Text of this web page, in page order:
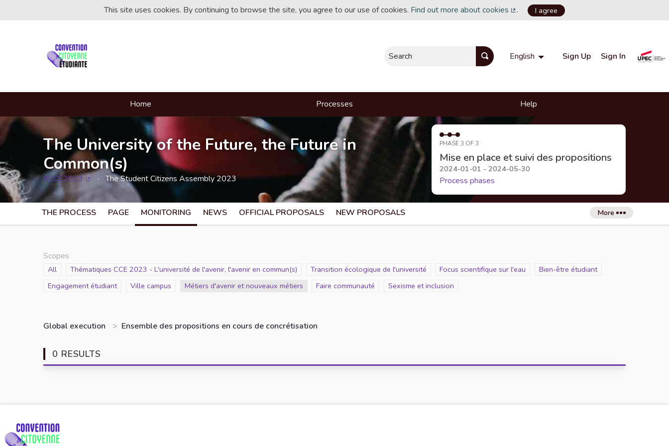
This site uses cookies. By continuing to browse the site, you agree to our use of cookies. Find out more about cookies
(External link)
. I agree
Search English Choisir la langue Choose language
Sign Up Sign In
Home Processes Help
The University of the Future, the Future in
Common(s)
#CCE2023
(External link)
The Student Citizens Assembly 2023
PHASE 3 OF 3
Mise en place et suivi des propositions
2024-01-01 - 2024-05-30
Process phases
THE PROCESS PAGE MONITORING NEWS OFFICIAL PROPOSALS NEW PROPOSALS More
Scopes
Scope
All Scope
Thématiques CCE 2023 - L'université de l'avenir, l'avenir en commun(s) Scope
Transition écologique de l'université Scope
Focus scientifique sur l'eau Scope
Bien-être étudiant
Scope
Engagement étudiant Scope
Ville campus Scope
Métiers d'avenir et nouveaux métiers Scope
Faire communauté Scope
Sexisme et inclusion
Global execution > Ensemble des propositions en cours de concrétisation
0 RESULTS